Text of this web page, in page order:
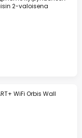
2-valoisena
WiFi Orbis Wall